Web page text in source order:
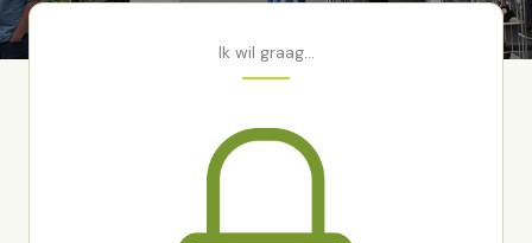
Ik wil graag…